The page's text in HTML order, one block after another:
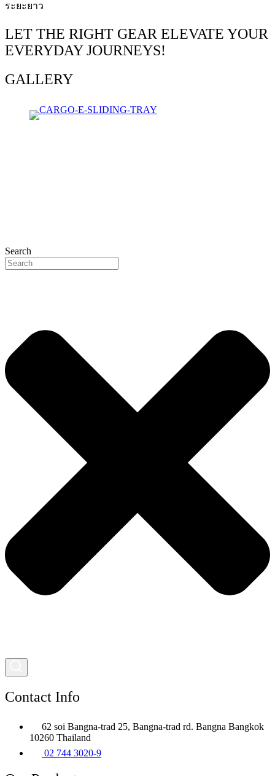
ระยะยาว
LET THE RIGHT GEAR ELEVATE YOUR
EVERYDAY JOURNEYS!
GALLERY
Search
Contact Info
62 soi Bangna-trad 25, Bangna-trad rd. Bangna Bangkok
10260 Thailand
02 744 3020-9